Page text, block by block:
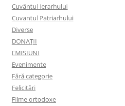
Cuvântul Ierarhului
Cuvantul Patriarhului
Diverse
DONAȚII
EMISIUNI
Evenimente
Fără categorie
Felicitări
Filme ortodoxe